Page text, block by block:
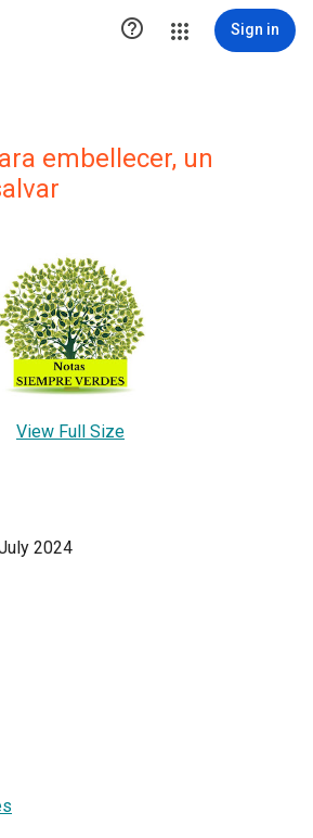
 Sign in
embellecer, un
View Full Size
2024